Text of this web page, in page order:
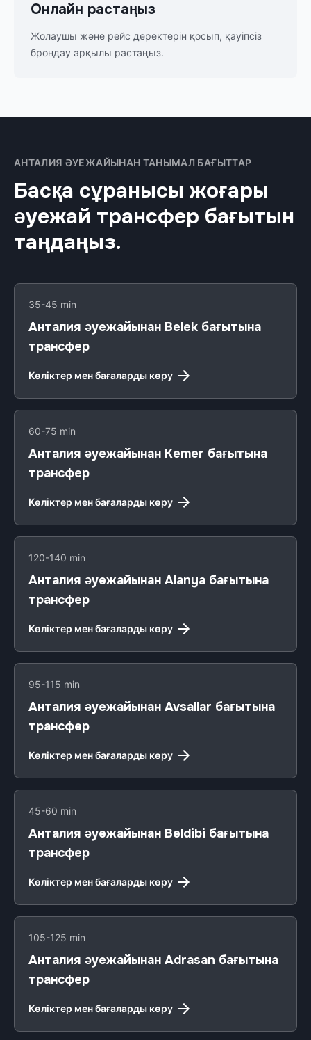
Онлайн растаңыз
Жолаушы және рейс деректерін қосып, қауіпсіз
брондау арқылы растаңыз.
АНТАЛИЯ ӘУЕЖАЙЫНАН ТАНЫМАЛ БАҒЫТТАР
Басқа сұранысы жоғары
әуежай трансфер бағытын
таңдаңыз.
35-45 min
Анталия әуежайынан Belek бағытына
трансфер
Көліктер мен бағаларды көру
60-75 min
Анталия әуежайынан Kemer бағытына
трансфер
Көліктер мен бағаларды көру
120-140 min
Анталия әуежайынан Alanya бағытына
трансфер
Көліктер мен бағаларды көру
95-115 min
Анталия әуежайынан Avsallar бағытына
трансфер
Көліктер мен бағаларды көру
45-60 min
Анталия әуежайынан Beldibi бағытына
трансфер
Көліктер мен бағаларды көру
105-125 min
Анталия әуежайынан Adrasan бағытына
трансфер
Көліктер мен бағаларды көру